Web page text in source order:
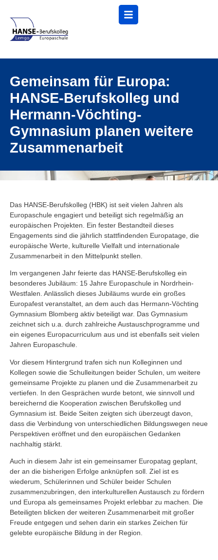
Menü
Gemeinsam für Europa:
HANSE-Berufskolleg und
Hermann-Vöchting-
Gymnasium planen weitere
Zusammenarbeit
Das HANSE-Berufskolleg (HBK) ist seit vielen Jahren als
Europaschule engagiert und beteiligt sich regelmäßig an
europäischen Projekten. Ein fester Bestandteil dieses
Engagements sind die jährlich stattfindenden Europatage, die
europäische Werte, kulturelle Vielfalt und internationale
Zusammenarbeit in den Mittelpunkt stellen.
Im vergangenen Jahr feierte das HANSE-Berufskolleg ein
besonderes Jubiläum: 15 Jahre Europaschule in Nordrhein-
Westfalen. Anlässlich dieses Jubiläums wurde ein großes
Europafest veranstaltet, an dem auch das Hermann-Vöchting
Gymnasium Blomberg aktiv beteiligt war. Das Gymnasium
zeichnet sich u.a. durch zahlreiche Austauschprogramme und
ein eigenes Europacurriculum aus und ist ebenfalls seit vielen
Jahren Europaschule.
Vor diesem Hintergrund trafen sich nun Kolleginnen und
Kollegen sowie die Schulleitungen beider Schulen, um weitere
gemeinsame Projekte zu planen und die Zusammenarbeit zu
vertiefen. In den Gesprächen wurde betont, wie sinnvoll und
bereichernd die Kooperation zwischen Berufskolleg und
Gymnasium ist. Beide Seiten zeigten sich überzeugt davon,
dass die Verbindung von unterschiedlichen Bildungswegen neue
Perspektiven eröffnet und den europäischen Gedanken
nachhaltig stärkt.
Auch in diesem Jahr ist ein gemeinsamer Europatag geplant,
der an die bisherigen Erfolge anknüpfen soll. Ziel ist es
wiederum, Schülerinnen und Schüler beider Schulen
zusammenzubringen, den interkulturellen Austausch zu fördern
und Europa als gemeinsames Projekt erlebbar zu machen. Die
Beteiligten blicken der weiteren Zusammenarbeit mit großer
Freude entgegen und sehen darin ein starkes Zeichen für
gelebte europäische Bildung in der Region.